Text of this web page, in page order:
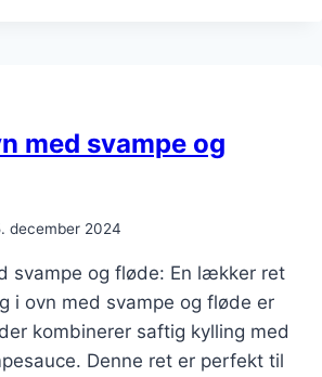
med svampe og
december 2024
svampe og fløde: En lækker ret
i ovn med svampe og fløde er
kombinerer saftig kylling med
Denne ret er perfekt til